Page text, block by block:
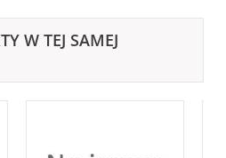
W TEJ SAMEJ